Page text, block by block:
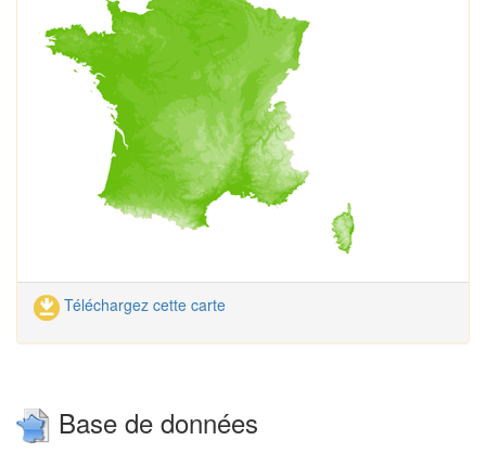
Téléchargez cette carte
Base de données